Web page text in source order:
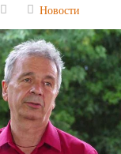
Новости